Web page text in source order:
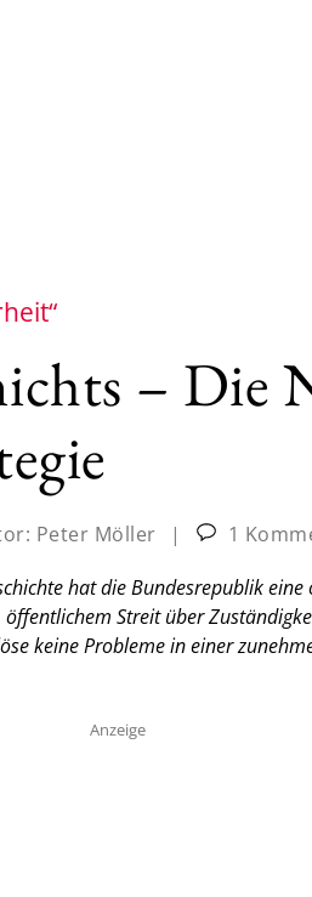
– Die
Peter Möller |
1
hat die Bundesrepublik
Streit über
keine Probleme in einer
Anzeige